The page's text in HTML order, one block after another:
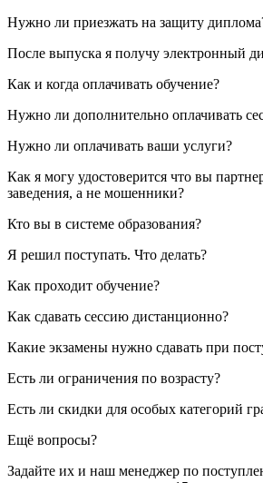
Нужно ли приезжать на защиту
После выпуска я получу электронный
Как и когда оплачивать обучение?
Нужно ли дополнительно оплачивать
Нужно ли оплачивать ваши услуги?
Как я могу удостоверится что вы
заведения, а не мошенники?
Кто вы в системе образования?
Я решил поступать. Что делать?
Как проходит обучение?
Как сдавать сессию дистанционно?
Какие экзамены нужно сдавать при
Есть ли ограничения по возрасту?
Есть ли скидки для особых категорий
Ещё вопросы?
Задайте их и наш менеджер по